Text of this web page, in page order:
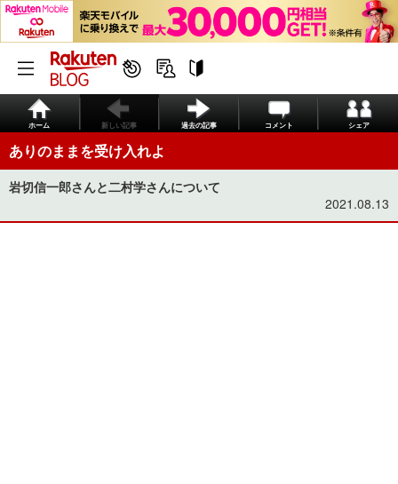
ホーム 新しい記事 過去の記事 コメント シェア
ありのままを受け入れよ
岩切信一郎さんと二村学さんについて
2021.08.13